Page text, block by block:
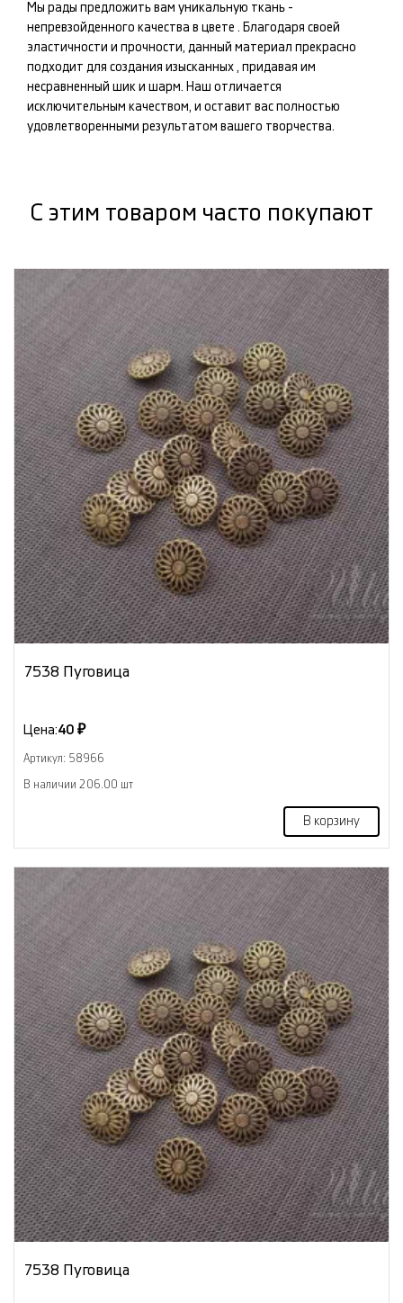
Мы рады предложить вам уникальную ткань -
непревзойденного качества в цвете . Благодаря своей
эластичности и прочности, данный материал прекрасно
подходит для создания изысканных , придавая им
несравненный шик и шарм. Наш отличается
исключительным качеством, и оставит вас полностью
удовлетворенными результатом вашего творчества.
С этим товаром часто покупают
7538 Пуговица
Цена:40 ₽
Артикул: 58966
В наличии 206.00 шт
В корзину
7538 Пуговица